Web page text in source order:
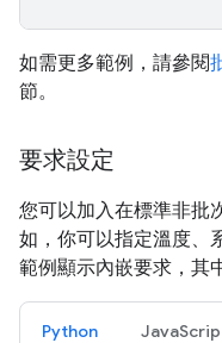
如需更多範例，請參閱
節。
要求設定
您可以加入在標準非批
如，你可以指定溫度、
範例顯示內嵌要求，其
Python